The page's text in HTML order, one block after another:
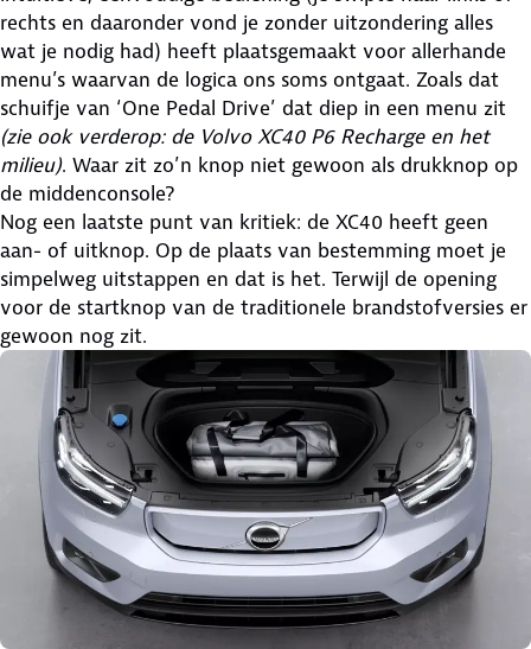
rechts en daaronder vond je zonder uitzondering alles
wat je nodig had) heeft plaatsgemaakt voor allerhande
menu’s waarvan de logica ons soms ontgaat. Zoals dat
schuifje van ‘One Pedal Drive’ dat diep in een menu zit
(zie ook verderop: de Volvo XC40 P6 Recharge en het
milieu). Waar zit zo’n knop niet gewoon als drukknop op
de middenconsole?
Nog een laatste punt van kritiek: de XC40 heeft geen
aan- of uitknop. Op de plaats van bestemming moet je
simpelweg uitstappen en dat is het. Terwijl de opening
voor de startknop van de traditionele brandstofversies er
gewoon nog zit.